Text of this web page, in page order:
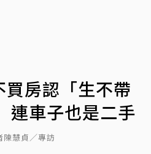
房認「生不帶
連車子也是二手
陳慧貞／專訪